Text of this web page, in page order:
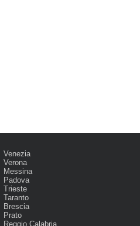
Venezia
Verona
Messina
Padova
Trieste
Taranto
Brescia
Prato
Reggio Calabria